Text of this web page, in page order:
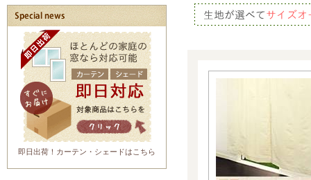
即日出荷！カーテン・シェードはこちら